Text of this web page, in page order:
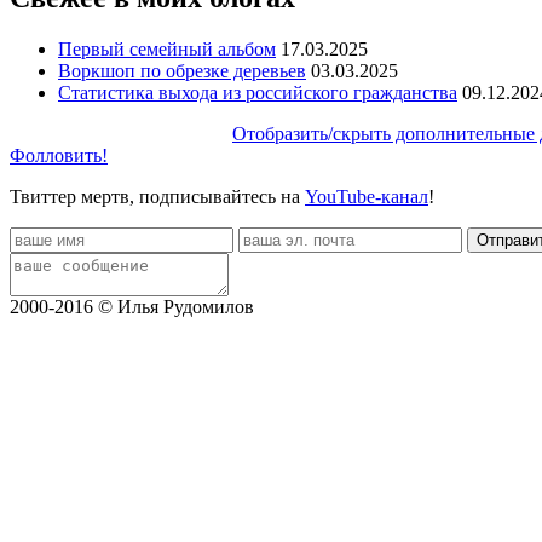
Первый семейный альбом 17.03.2025
Воркшоп по обрезке деревьев 03.03.2025
Статистика выхода из российского гражданства
Отобразить/скрыть дополнительные
Фолловить!
Твиттер мертв, подписывайтесь на YouTube-канал!
2000-2016 © Илья Рудомилов